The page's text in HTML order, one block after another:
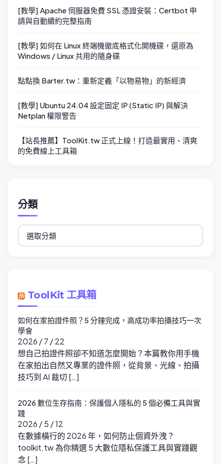
[教學] Apache 伺服器免費 SSL 憑證安裝：Certbot 申
請與自動續約完整指南
[教學] 如何在 Linux 終端機徹底格式化開機碟，還原為
Windows / Linux 共用的隨身碟
點點換 Barter.tw：重新定義「以物易物」的新經濟
[教學] Ubuntu 24.04 設定固定 IP (Static IP) 與解決
Netplan 權限警告
【站長推薦】ToolKit.tw 正式上線！打造最實用、清爽
的免費線上工具箱
分類
分
類
ToolKit 工具箱
如何在家拍證件照？5 分鐘完成，高成功率拍攝技巧一次
學會
2026 / 7 / 22
想自己拍證件照卻不知道怎麼開始？本篇教你用手機
在家拍出自然又專業的證件照，從背景、光線、拍攝
技巧到 AI 裁切 […]
2026 數位生存指南：保護個人隱私的 5 個必備工具與實
踐
2026 / 5 / 12
在數據橫行的 2026 年，如何防止個資外洩？
toolkit.tw 為你精選 5 大數位隱私保護工具與實踐觀
念 […]